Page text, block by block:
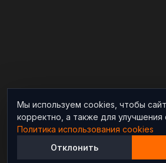
Мы используем cookies, чтобы
корректно, а также для улучшения
Политика использования cookies
Отклонить